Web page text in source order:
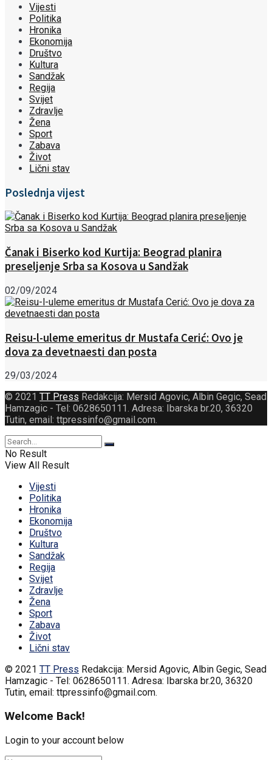
Vijesti
Politika
Hronika
Ekonomija
Društvo
Kultura
Sandžak
Regija
Svijet
Zdravlje
Žena
Sport
Zabava
Život
Lični stav
Poslednja vijest
Čanak i Biserko kod Kurtija: Beograd planira
preseljenje Srba sa Kosova u Sandžak
02/09/2024
Reisu-l-uleme emeritus dr Mustafa Cerić: Ovo je
dova za devetnaesti dan posta
29/03/2024
© 2021 TT Press Redakcija: Mersid Agovic, Albin Gegic, Sead
Hamzagic - Tel: 0628650111. Adresa: Ibarska br.20, 36320
Tutin, email: ttpressinfo@gmail.com.
No Result
View All Result
Vijesti
Politika
Hronika
Ekonomija
Društvo
Kultura
Sandžak
Regija
Svijet
Zdravlje
Žena
Sport
Zabava
Život
Lični stav
© 2021 TT Press Redakcija: Mersid Agovic, Albin Gegic, Sead
Hamzagic - Tel: 0628650111. Adresa: Ibarska br.20, 36320
Tutin, email: ttpressinfo@gmail.com.
Welcome Back!
Login to your account below